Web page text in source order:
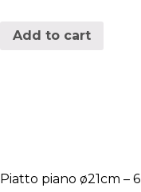
Add to cart
Piatto piano ø21cm – 6